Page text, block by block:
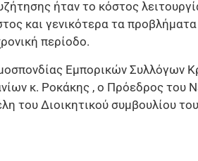
ήταν το κόστος
και γενικότερα τα
περίοδο.
Εμπορικών Συλλόγων
κ. Ροκάκης , ο Πρόεδρος του
του Διοικητικού συμβουλίου